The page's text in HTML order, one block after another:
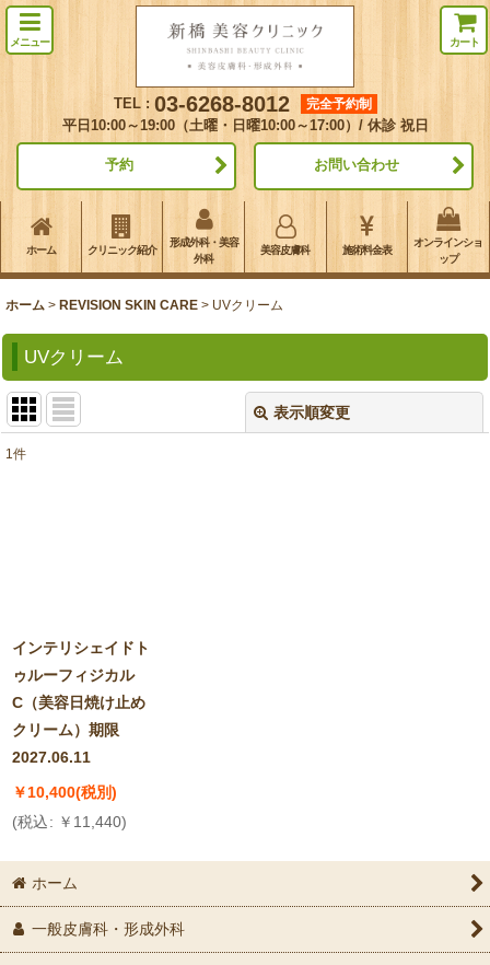
メニュー
TEL : 03-6268-8012
完全予約制
平日10:00～19:00（土曜・日曜10:00～17:00）/ 休診 祝日
予約 お問い合わせ
カート
ホーム クリニック紹介
形成外科・美容
外科
美容皮膚科 施術料金表
オンラインショ
ップ
ホーム > REVISION SKIN CARE > UVクリーム
UVクリーム
表示順変更
1件
インテリシェイドト
ゥルーフィジカル
C（美容日焼け止め
クリーム）期限
2027.06.11
￥10,400(税別)
(税込: ￥ 11,440)
ホーム
一般皮膚科・形成外科